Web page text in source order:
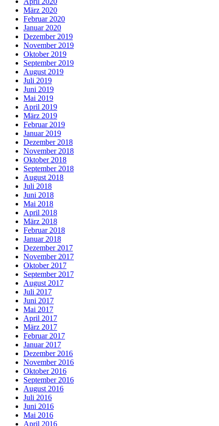
März 2020
Februar 2020
Januar 2020
Dezember 2019
November 2019
Oktober 2019
September 2019
August 2019
Juli 2019
Juni 2019
Mai 2019
April 2019
März 2019
Februar 2019
Januar 2019
Dezember 2018
November 2018
Oktober 2018
September 2018
August 2018
Juli 2018
Juni 2018
Mai 2018
April 2018
März 2018
Februar 2018
Januar 2018
Dezember 2017
November 2017
Oktober 2017
September 2017
August 2017
Juli 2017
Juni 2017
Mai 2017
April 2017
März 2017
Februar 2017
Januar 2017
Dezember 2016
November 2016
Oktober 2016
September 2016
August 2016
Juli 2016
Juni 2016
Mai 2016
April 2016